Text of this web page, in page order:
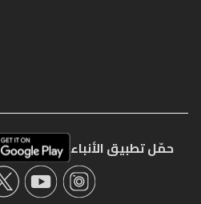
حمّل تطبيق الأنباء